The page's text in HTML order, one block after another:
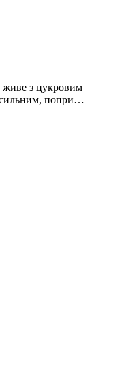
живе з цукровим
сильним, попри…